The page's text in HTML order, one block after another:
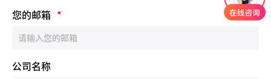
您的邮箱 *
公司名称